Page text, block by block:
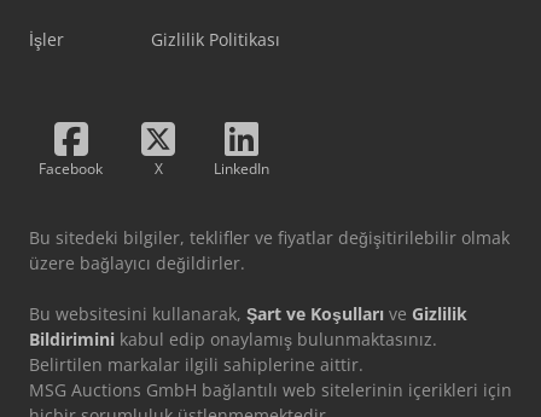
İşler Gizlilik Politikası
Facebook X LinkedIn
Bu sitedeki bilgiler, teklifler ve fiyatlar değişitirilebilir olmak
üzere bağlayıcı değildirler.
Bu websitesini kullanarak, Şart ve Koşulları ve Gizlilik
Bildirimini kabul edip onaylamış bulunmaktasınız.
Belirtilen markalar ilgili sahiplerine aittir.
MSG Auctions GmbH bağlantılı web sitelerinin içerikleri için